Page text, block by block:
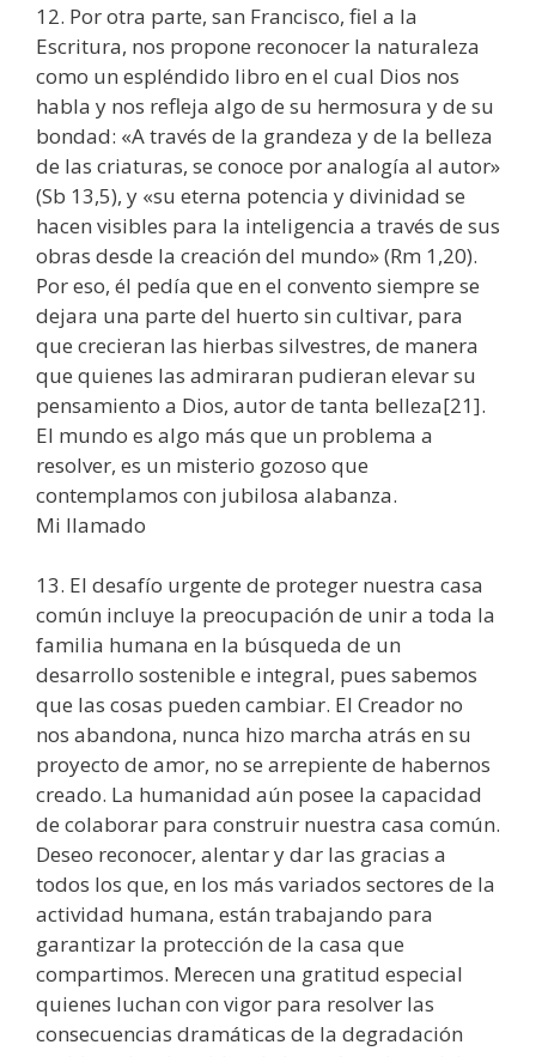
12. Por otra parte, san Francisco, fiel a la
Escritura, nos propone reconocer la naturaleza
como un espléndido libro en el cual Dios nos
habla y nos refleja algo de su hermosura y de su
bondad: «A través de la grandeza y de la belleza
de las criaturas, se conoce por analogía al autor»
(Sb 13,5), y «su eterna potencia y divinidad se
hacen visibles para la inteligencia a través de sus
obras desde la creación del mundo» (Rm 1,20).
Por eso, él pedía que en el convento siempre se
dejara una parte del huerto sin cultivar, para
que crecieran las hierbas silvestres, de manera
que quienes las admiraran pudieran elevar su
pensamiento a Dios, autor de tanta belleza[21].
El mundo es algo más que un problema a
resolver, es un misterio gozoso que
contemplamos con jubilosa alabanza.
Mi llamado
13. El desafío urgente de proteger nuestra casa
común incluye la preocupación de unir a toda la
familia humana en la búsqueda de un
desarrollo sostenible e integral, pues sabemos
que las cosas pueden cambiar. El Creador no
nos abandona, nunca hizo marcha atrás en su
proyecto de amor, no se arrepiente de habernos
creado. La humanidad aún posee la capacidad
de colaborar para construir nuestra casa común.
Deseo reconocer, alentar y dar las gracias a
todos los que, en los más variados sectores de la
actividad humana, están trabajando para
garantizar la protección de la casa que
compartimos. Merecen una gratitud especial
quienes luchan con vigor para resolver las
consecuencias dramáticas de la degradación